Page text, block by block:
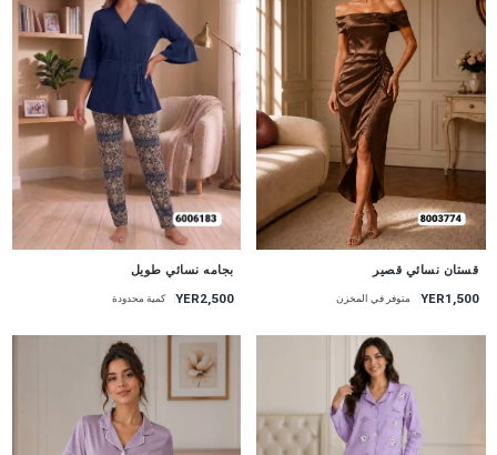
قستان نسائي قصير
YER1,500 متوفر في المخزن
بجامه نسائي طويل
YER2,500 كمية محدودة